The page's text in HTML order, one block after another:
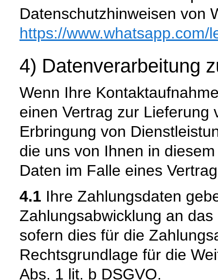
Datenschutzhinweisen von
https://www.whatsapp.com/
4) Datenverarbeitung
Wenn Ihre
einen Vertrag zur Lieferung
Erbringung von
die uns von Ihnen in
Daten im Falle eines
4.1 Ihre Zahlungsdaten
Zahlungsabwicklung an
sofern dies für die
Rechtsgrundlage für die
Abs. 1 lit. b DSGVO.